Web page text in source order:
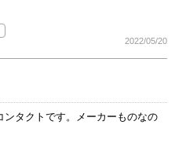
2022/05/20
タクトです。メーカーものなの